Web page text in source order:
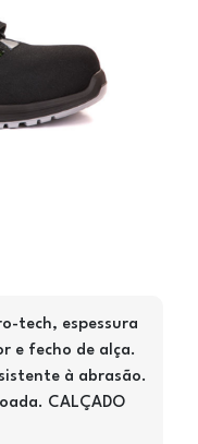
tech, espessura
e fecho de alça.
à abrasão.
CALÇADO